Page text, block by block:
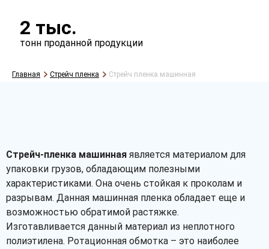
2 тыс.
тонн проданной продукции
Главная Стрейч пленка Стрейч пленка машинная
Стрейч-пленка машинная является материалом для
упаковки грузов, обладающим полезными
характеристиками. Она очень стойкая к проколам и
разрывам. Данная машинная пленка обладает еще и
возможностью обратимой растяжке.
Изготавливается данный материал из неплотного
полиэтилена. Ротационная обмотка – это наиболее